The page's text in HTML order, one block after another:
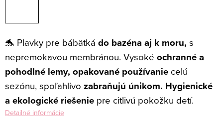
🐬 Plavky pre bábätká do bazéna aj k moru, s
nepremokavou membránou. Vysoké ochranné a
pohodlné lemy, opakované používanie celú
sezónu, spoľahlivo zabraňujú únikom. Hygienické
a ekologické riešenie pre citlivú pokožku detí.
Detailné informácie